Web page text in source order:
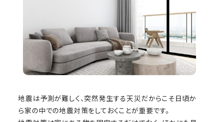
地震は予測が難しく、突然発生する天災だからこそ日頃か
ら家の中での地震対策をしておくことが重要です。